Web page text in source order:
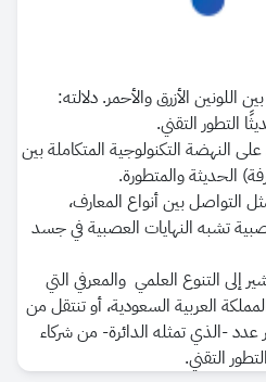
الأزرق والأحمر. دلالته:
التطور التقني.
على النهضة التكنولوجية المتكاملة بين
الحديثة والمتطورة.
التواصل بين أنواع المعارف،
تشبه النهايات العصبية في جسد
إلى التنوع العلمي والمعرفي التي
العربية السعودية، أو تنتقل من
عدد -الذي تمثله الدائرة- من شركاء
التقني.